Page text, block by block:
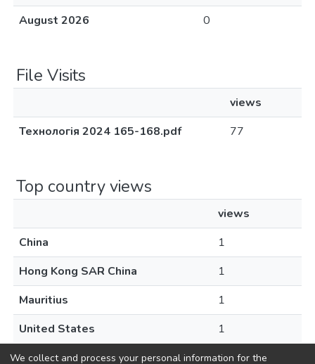
August 2026
0
File Visits
views
Технологія 2024 165-168.pdf
77
Top country views
views
China
1
Hong Kong SAR China
1
Mauritius
1
United States
1
We collect and process your personal information for the